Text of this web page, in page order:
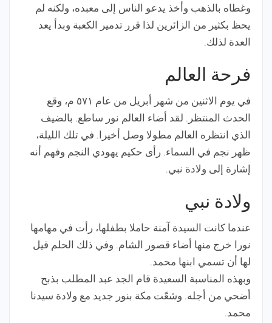
وغطاه بالذهب وأخذ يدعو الناس إلى معبده، ولكنه لم
يحظ بكثير من الزائرين لذا قرر تدمير الكعبة وبدأ يعد
العدة لذلك.
فرحة العالم
في يوم الاثنين من شهر أبريل من عام ٥٧١ م، وقع
الحدث المنتظر. لقد أضاء العالم نور ساطع. بالضيف
الذي انتظره العالم مطولا وصل أخيرا. في تلك الليلة،
ظهر نجم في السماء. رأى حكيم يهودي النجم وفهم أنه
إشارة إلى ولادة نبي.
ولادة نبي
عندما كانت السيدة آمنة حاملا بطفلها، رأت في مهامها
نورا خرج منها أضاء قصور الشام. وفي ذلك الحلم قيل
لها أن تسمي ابنها محمد.
وبهذه المناسبة السعيدة قام الجد عبد المطلب بذبح
أضحي من أجله. وشعّت مكة بنور جديد مع ولادة سيدنا
محمد.